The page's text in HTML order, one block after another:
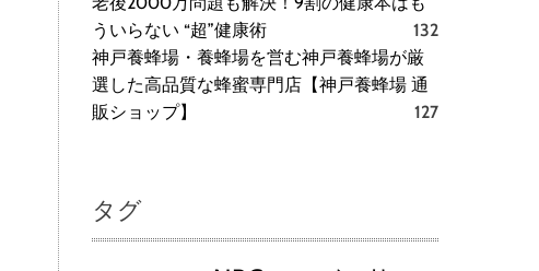
ういらない “超”健康術
132
神戸養蜂場・養蜂場を営む神戸養蜂場が厳
選した高品質な蜂蜜専門店【神戸養蜂場 通
販ショップ】
127
タグ